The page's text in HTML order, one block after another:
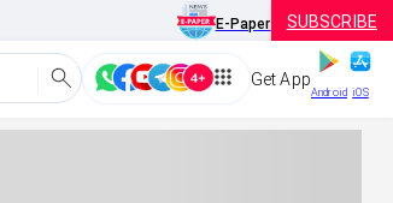
E-Paper SUBSCRIBE
Get App
Android iOS